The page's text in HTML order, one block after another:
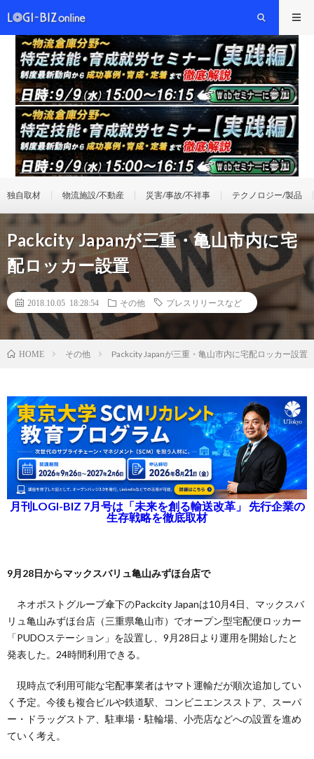
独自取材 物流施設/不動産 災害/事故/不祥事 テクノロジー/製品
Packcity Japanが三重・亀山市内に宅
配ロッカー設置
2018.10.05 18:28:54 その他 プレスリリースなど
HOME その他 Packcity Japanが三重・亀山市内に宅配ロッカー設置
月刊LOGI-BIZ 7月号は「未来を創る輸送改革」 先行企業の
生存戦略を徹底取材
9月28日からマックスバリュ亀山みずほ台店で
ネオポストグループ傘下のPackcity Japanは10月4日、マックスバ
リュ亀山みずほ台店（三重県亀山市）でオープン型宅配便ロッカー
「PUDOステーション」を設置し、9月28日より運用を開始したと
発表した。24時間利用できる。
現時点で利用可能な宅配事業者はヤマト運輸だが順次追加してい
く予定。今後も複合ビルや鉄道駅、コンビニエンスストア、スーパ
ー・ドラッグストア、駐車場・駐輪場、小売店などへの設置を進め
ていく考え。